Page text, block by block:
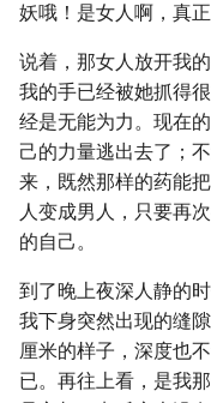
妖哦！是女人啊，真
说着，那女人放开我
我的手已经被她抓得
经是无能为力。现在
己的力量逃出去了；
来，既然那样的药能
人变成男人，只要再
的自己。
到了晚上夜深人静的
我下身突然出现的缝
厘米的样子，深度也
已。再往上看，是我